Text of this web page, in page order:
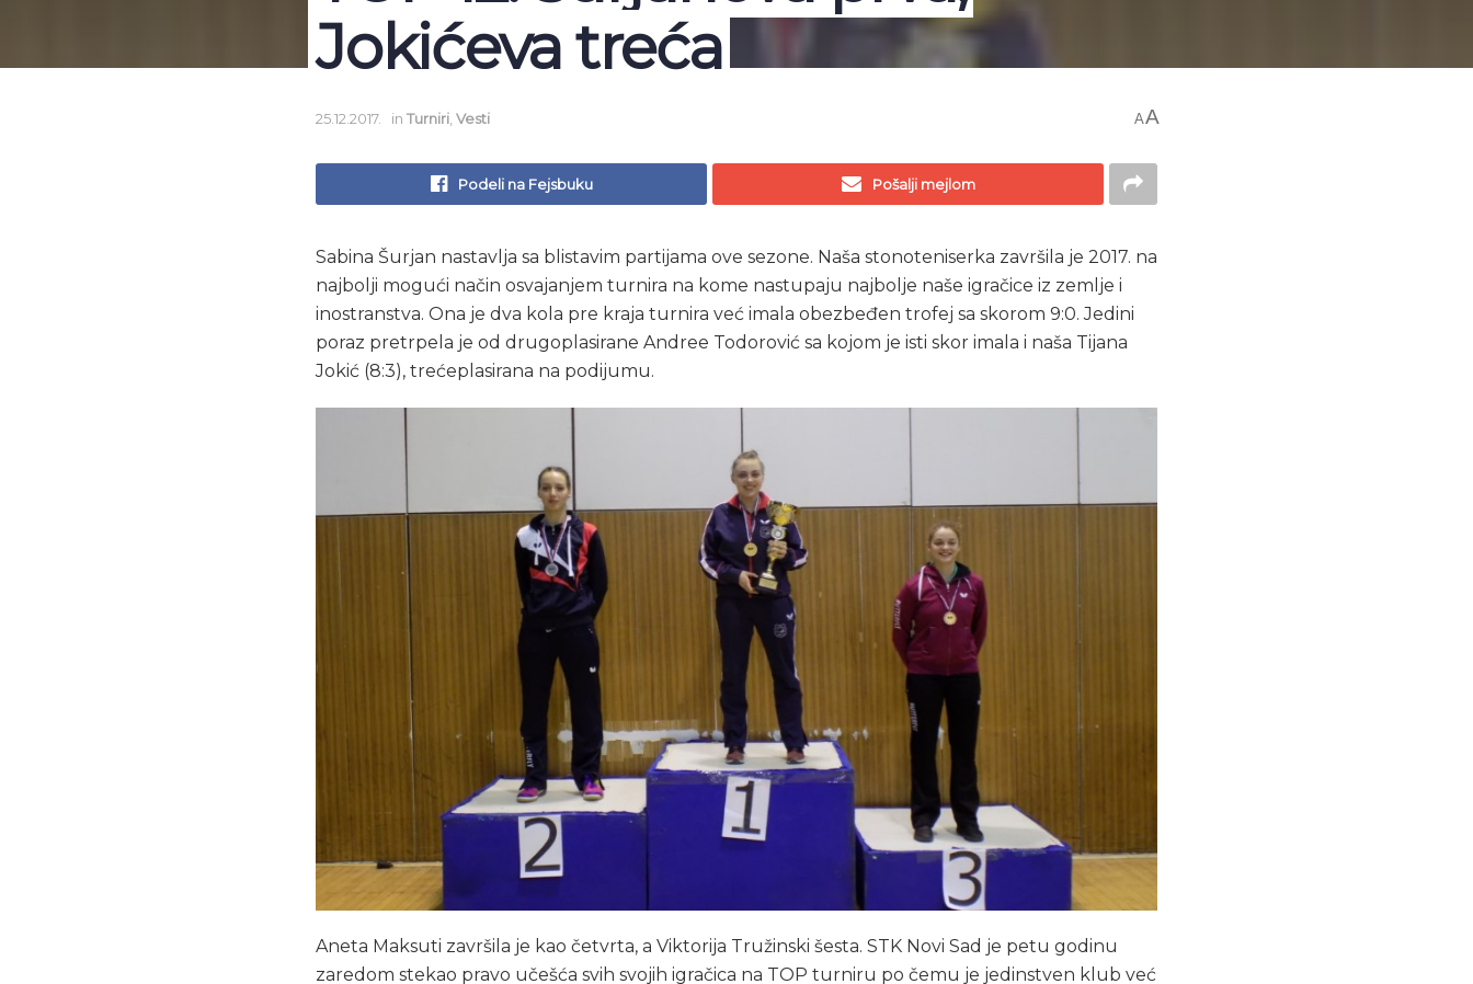
Jokićeva treća
25.12.2017. in Turniri Vesti AA
Podeli na Fejsbuku Pošalji mejlom
Sabina Šurjan nastavlja sa blistavim partijama ove sezone. Naša stonoteniserka završila je 2017. na
najbolji mogući način osvajanjem turnira na kome nastupaju najbolje naše igračice iz zemlje i
inostranstva. Ona je dva kola pre kraja turnira već imala obezbeđen trofej sa skorom 9:0. Jedini
poraz pretrpela je od drugoplasirane Andree Todorović sa kojom je isti skor imala i naša Tijana
Jokić (8:3), trećeplasirana na podijumu.
Aneta Maksuti završila je kao četvrta, a Viktorija Tružinski šesta. STK Novi Sad je petu godinu
zaredom stekao pravo učešća svih svojih igračica na TOP turniru po čemu je jedinstven klub već